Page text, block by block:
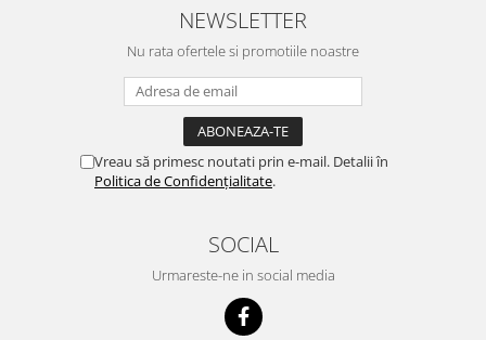
NEWSLETTER
Nu rata ofertele si promotiile noastre
Vreau să primesc noutati prin e-mail. Detalii în
Politica de Confidențialitate.
SOCIAL
Urmareste-ne in social media